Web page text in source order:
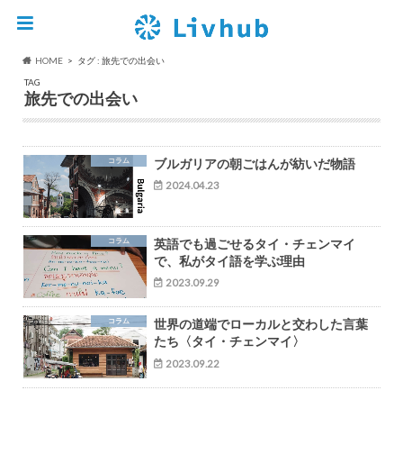
HOME
タグ : 旅先での出会い
TAG
旅先での出会い
コラム ブルガリアの朝ごはんが紡いだ物語
2024.04.23
コラム
英語でも過ごせるタイ・チェンマイ
で、私がタイ語を学ぶ理由
2023.09.29
コラム
世界の道端でローカルと交わした言葉
たち〈タイ・チェンマイ〉
2023.09.22